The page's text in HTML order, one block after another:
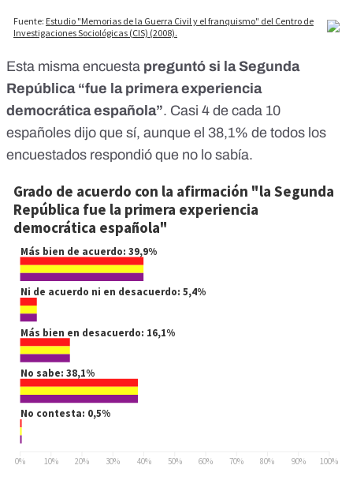
Esta misma encuesta preguntó si la Segunda
República “fue la primera experiencia
democrática española”. Casi 4 de cada 10
españoles dijo que sí, aunque el 38,1% de todos los
encuestados respondió que no lo sabía.